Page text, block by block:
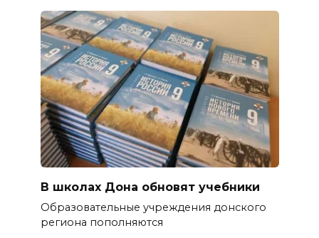
В школах Дона обновят учебники
Образовательные учреждения донского
региона пополняются